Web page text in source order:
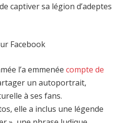
captiver sa légion d’adeptes
Facebook
l’a emmenée compte de
un autoportrait,
à ses fans.
elle a inclus une légende